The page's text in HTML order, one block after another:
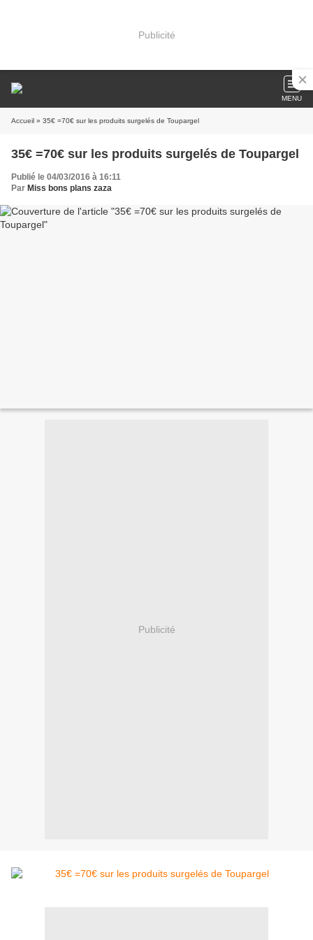
Publicité
MENU
Accueil » 35€ =70€ sur les produits surgelés de Toupargel
35€ =70€ sur les produits surgelés de Toupargel
Publié le 04/03/2016 à 16:11
Par Miss bons plans zaza
Publicité